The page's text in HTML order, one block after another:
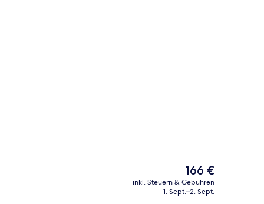
Schreibtisch,
Der
aktuelle
Preis
166 €
inkl. Steuern & Gebühren
1. Sept.–2. Sept.